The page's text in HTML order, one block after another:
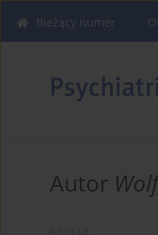
Bieżący numer
Autor